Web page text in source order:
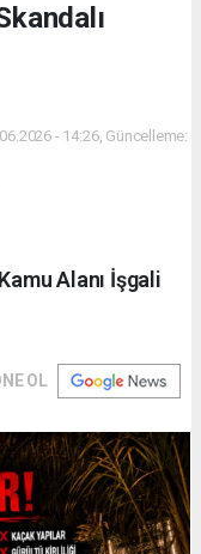
- 14:26, Güncelleme:
Alanı İşgali
OL